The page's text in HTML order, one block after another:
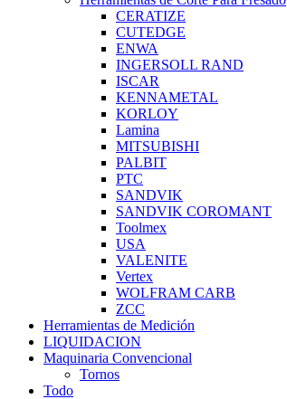
CERATIZE
CUTEDGE
ENWA
INGERSOLL RAND
ISCAR
KENNAMETAL
KORLOY
Lamina
MITSUBISHI
PALBIT
PTC
SANDVIK
SANDVIK COROMANT
Toolmex
USA
VALENITE
Vertex
WOLFRAM CARB
ZCC
Herramientas de Medición
LIQUIDACION
Maquinaria Convencional
Tornos
Todo